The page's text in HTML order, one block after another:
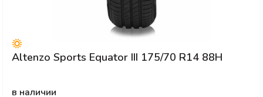
Altenzo Sports Equator III 175/70 R14 88H
в наличии